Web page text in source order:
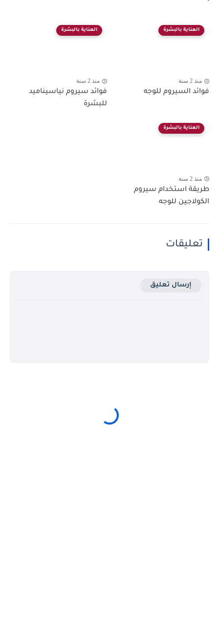
العناية بالبشرة
منذ 2 سنة
فوائد السيروم للوجه
العناية بالبشرة
منذ 2 سنة
فوائد سيروم نياسيناميد
للبشرة
العناية بالبشرة
منذ 2 سنة
طريقة استخدام سيروم
الكولاجين للوجه
تعليقات
إرسال تعليق